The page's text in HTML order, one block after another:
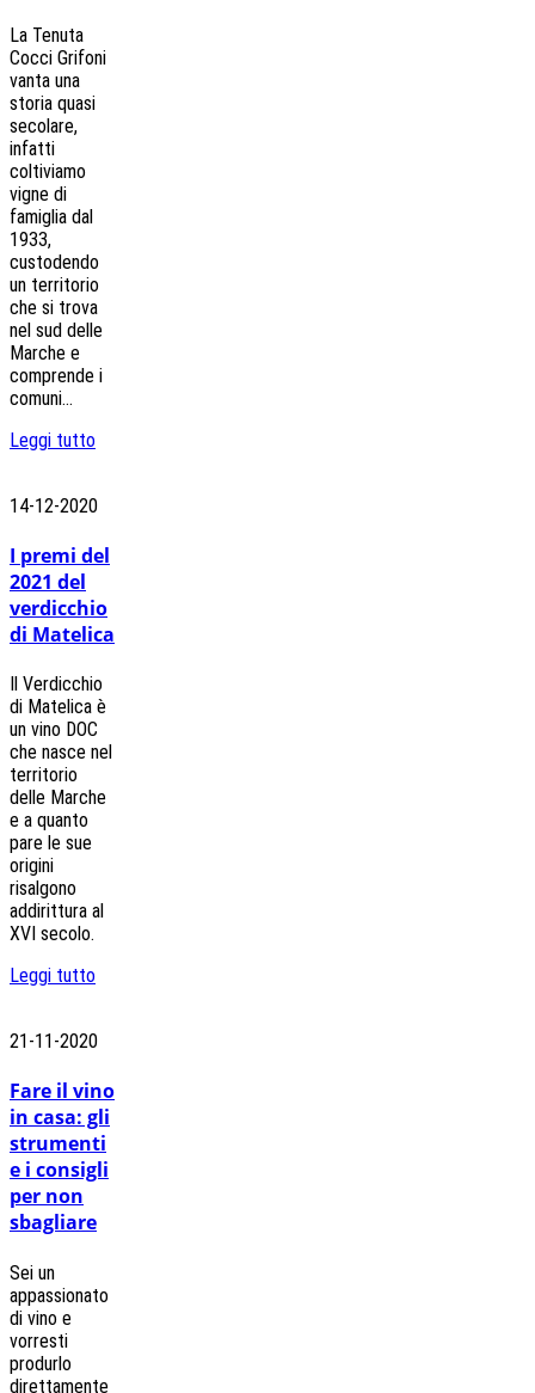
La Tenuta
Cocci Grifoni
vanta una
storia quasi
secolare,
infatti
coltiviamo
vigne di
famiglia dal
1933,
custodendo
un territorio
che si trova
nel sud delle
Marche e
comprende i
comuni...
Leggi tutto
14-12-2020
I premi del
2021 del
verdicchio
di Matelica
Il Verdicchio
di Matelica è
un vino DOC
che nasce nel
territorio
delle Marche
e a quanto
pare le sue
origini
risalgono
addirittura al
XVI secolo.
Leggi tutto
21-11-2020
Fare il vino
in casa: gli
strumenti
e i consigli
per non
sbagliare
Sei un
appassionato
di vino e
vorresti
produrlo
direttamente